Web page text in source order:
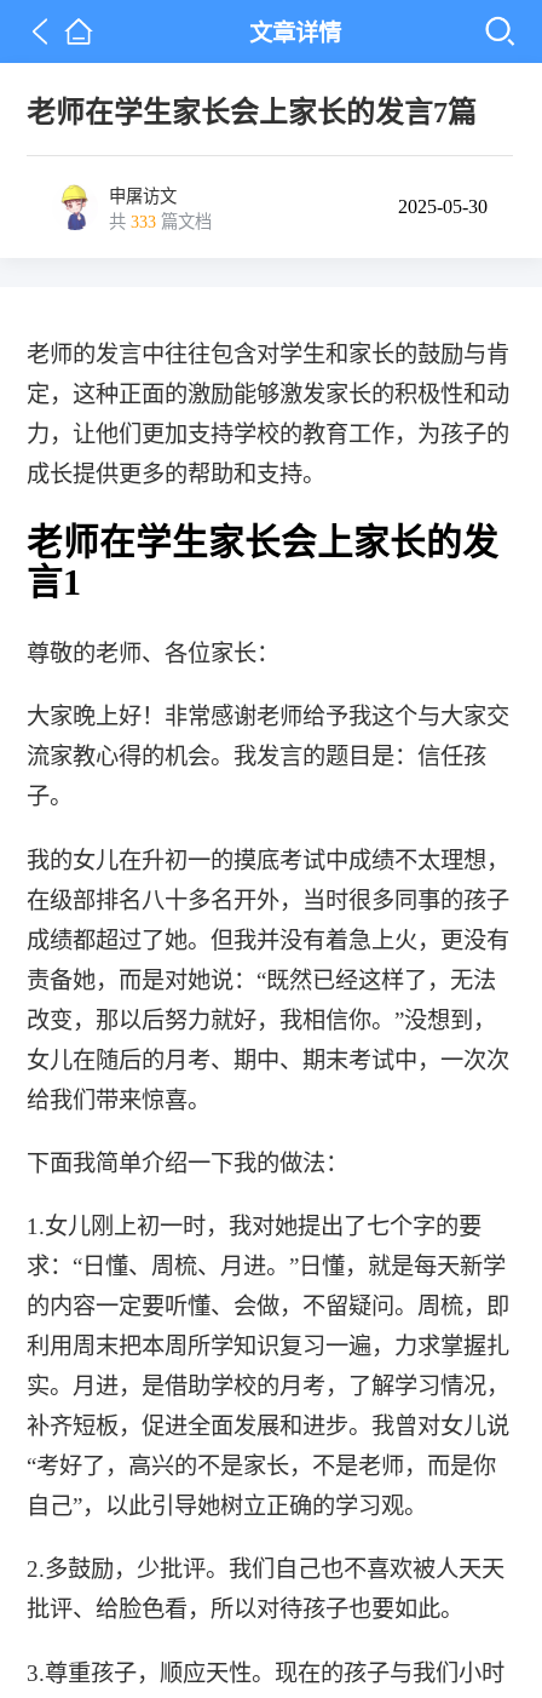
文章详情
老师在学生家长会上家长的发言7篇
申屠访文
共 333 篇文档
2025-05-30
老师的发言中往往包含对学生和家长的鼓励与肯
定，这种正面的激励能够激发家长的积极性和动
力，让他们更加支持学校的教育工作，为孩子的
成长提供更多的帮助和支持。
老师在学生家长会上家长的发
言1
尊敬的老师、各位家长：
大家晚上好！非常感谢老师给予我这个与大家交
流家教心得的机会。我发言的题目是：信任孩
子。
我的女儿在升初一的摸底考试中成绩不太理想，
在级部排名八十多名开外，当时很多同事的孩子
成绩都超过了她。但我并没有着急上火，更没有
责备她，而是对她说：“既然已经这样了，无法
改变，那以后努力就好，我相信你。”没想到，
女儿在随后的月考、期中、期末考试中，一次次
给我们带来惊喜。
下面我简单介绍一下我的做法：
1.女儿刚上初一时，我对她提出了七个字的要
求：“日懂、周梳、月进。”日懂，就是每天新学
的内容一定要听懂、会做，不留疑问。周梳，即
利用周末把本周所学知识复习一遍，力求掌握扎
实。月进，是借助学校的月考，了解学习情况，
补齐短板，促进全面发展和进步。我曾对女儿说
“考好了，高兴的不是家长，不是老师，而是你
自己”，以此引导她树立正确的学习观。
2.多鼓励，少批评。我们自己也不喜欢被人天天
批评、给脸色看，所以对待孩子也要如此。
3.尊重孩子，顺应天性。现在的孩子与我们小时